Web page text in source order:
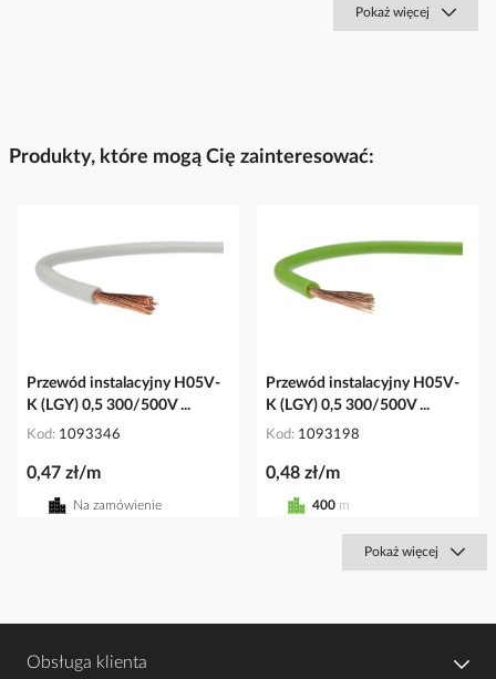
Pokaż więcej
Produkty, które mogą Cię zainteresować:
Przewód instalacyjny H05V-
K (LGY) 0,5 300/500V ...
Kod 1093346
0,47 zł/m
Na zamówienie
Przewód instalacyjny H05V-
K (LGY) 0,5 300/500V ...
Kod 1093198
0,48 zł/m
400 m
Pokaż więcej
Obsługa klienta